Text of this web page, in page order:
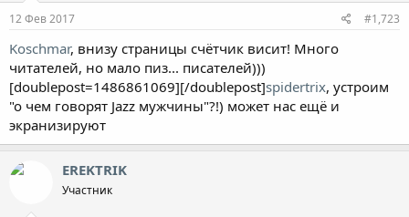
12 Фев 2017 #1,723
Koschmar, внизу страницы счётчик висит! Много
читателей, но мало пиз... писателей)))
[doublepost=1486861069][/doublepost]spidertrix, устроим
"о чем говорят Jazz мужчины"?!) может нас ещё и
экранизируют
EREKTRIK
Участник